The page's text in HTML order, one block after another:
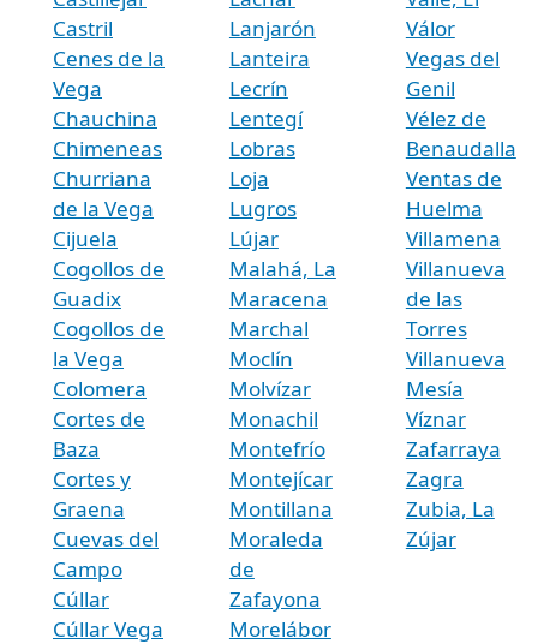
Castril
Cenes de la
Vega
Chauchina
Chimeneas
Churriana
de la Vega
Cijuela
Cogollos de
Guadix
Cogollos de
la Vega
Colomera
Cortes de
Baza
Cortes y
Graena
Cuevas del
Campo
Cúllar
Cúllar Vega
Lanjarón
Lanteira
Lecrín
Lentegí
Lobras
Loja
Lugros
Lújar
Malahá, La
Maracena
Marchal
Moclín
Molvízar
Monachil
Montefrío
Montejícar
Montillana
Moraleda
de
Zafayona
Morelábor
Válor
Vegas del
Genil
Vélez de
Benaudalla
Ventas de
Huelma
Villamena
Villanueva
de las
Torres
Villanueva
Mesía
Víznar
Zafarraya
Zagra
Zubia, La
Zújar